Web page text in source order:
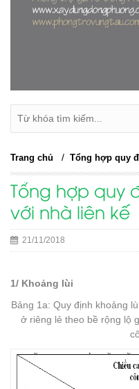
Trang chủ / Tổng hợp quy
Tổng hợp quy
với nhà liên kế
21/11/2018
1/ Khoảng lùi
Bảng 1a: Quy định khoảng
ở riêng lẻ theo bề rộng lộ